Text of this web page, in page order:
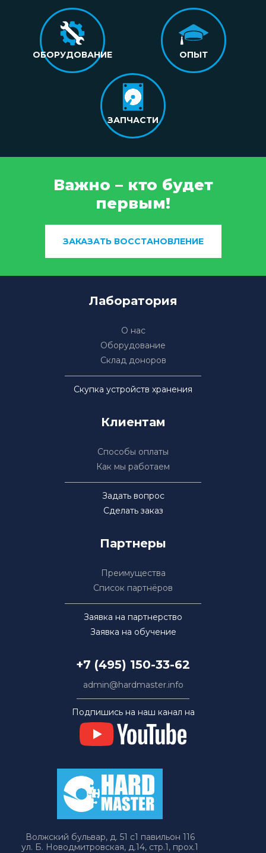
ОБОРУДОВАНИЕ ОПЫТ
ЗАПЧАСТИ
Важно – кто будет
первым!
ЗАКАЗАТЬ ВОССТАНОВЛЕНИЕ
Лаборатория
О нас
Оборудование
Склад доноров
Скупка устройств хранения
Клиентам
Способы оплаты
Как мы работаем
Задать вопрос
Сделать заказ
Партнеры
Преимущества
Список партнёров
Заявка на партнерство
Заявка на обучение
+7 (495) 150-33-62
admin@hardmaster.info
Подпишись на наш канал на
Волжский бульвар, д. 51 с1 павильон 116
ул. Б. Новодмитровская, д.14, стр.1, прох.1